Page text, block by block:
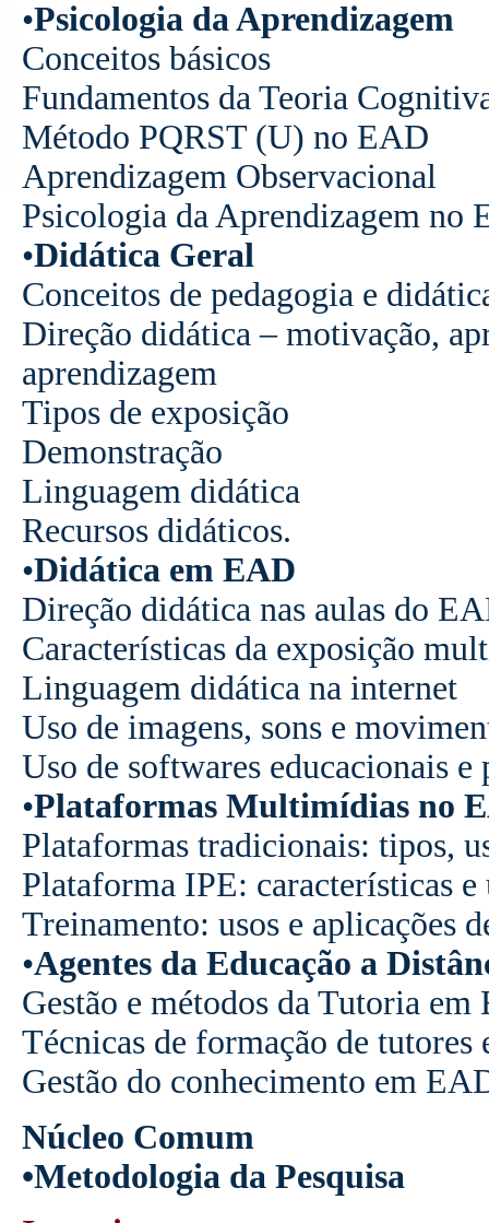
•Psicologia da Aprendizagem
Conceitos básicos
Fundamentos da Teoria
Método PQRST (U) no EAD
Aprendizagem Observacional
Psicologia da Aprendizagem no
•Didática Geral
Conceitos de pedagogia e
Direção didática – motivação,
aprendizagem
Tipos de exposição
Demonstração
Linguagem didática
Recursos didáticos.
•Didática em EAD
Direção didática nas aulas do
Características da exposição
Linguagem didática na internet
Uso de imagens, sons e
Uso de softwares educacionais e
•Plataformas Multimídias no
Plataformas tradicionais: tipos,
Plataforma IPE: características
Treinamento: usos e aplicações
•Agentes da Educação a
Gestão e métodos da Tutoria em
Técnicas de formação de tutores
Gestão do conhecimento em
Núcleo Comum
•Metodologia da Pesquisa